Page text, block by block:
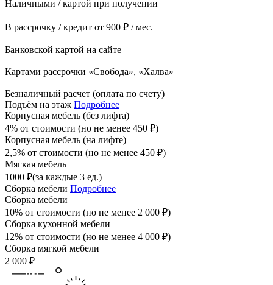
Наличными / картой при получении
В рассрочку / кредит от 900 ₽ / мес.
Банковской картой на сайте
Картами рассрочки «Свобода», «Халва»
Безналичный расчет (оплата по счету)
Подъём на этаж Подробнее
Корпусная мебель (без лифта)
4% от стоимости (но не менее 450 ₽)
Корпусная мебель (на лифте)
2,5% от стоимости (но не менее 450 ₽)
Мягкая мебель
1000 ₽(за каждые 3 ед.)
Сборка мебели Подробнее
Сборка мебели
10% от стоимости (но не менее 2 000 ₽)
Сборка кухонной мебели
12% от стоимости (но не менее 4 000 ₽)
Сборка мягкой мебели
2 000 ₽